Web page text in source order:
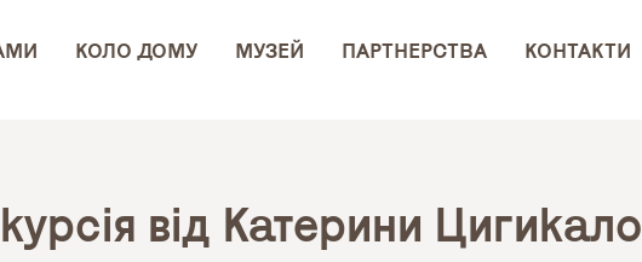
КОЛО ДОМУ МУЗЕЙ ПАРТНЕРСТВА КОНТАКТИ
від Катерини Цигикало